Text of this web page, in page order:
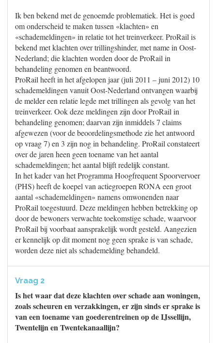
Ik ben bekend met de genoemde problematiek. Het is goed
om onderscheid te maken tussen «klachten» en
«schademeldingen» in relatie tot het treinverkeer. ProRail is
bekend met klachten over trillingshinder, met name in Oost-
Nederland; die klachten worden door de ProRail in
behandeling genomen en beantwoord.
ProRail heeft in het afgelopen jaar (juli 2011 – juni 2012) 10
schademeldingen vanuit Oost-Nederland ontvangen waarbij
de melder een relatie legde met trillingen als gevolg van het
treinverkeer. Ook deze meldingen zijn door ProRail in
behandeling genomen; daarvan zijn inmiddels 7 claims
afgewezen (voor de beoordelingsmethode zie het antwoord
op vraag 7) en 3 zijn nog in behandeling. ProRail constateert
over de jaren heen geen toename van het aantal
schademeldingen; het aantal blijft redelijk constant.
In het kader van het Programma Hoogfrequent Spoorvervoer
(PHS) heeft de koepel van actiegroepen RONA een groot
aantal «schademeldingen» namens omwonenden naar
ProRail toegestuurd. Deze meldingen hebben betrekking op
door de bewoners verwachte toekomstige schade, waarvoor
ProRail bij voorbaat aansprakelijk wordt gesteld. Aangezien
er kennelijk op dit moment nog geen sprake is van schade,
worden deze niet als schademelding behandeld.
Vraag 2
Is het waar dat deze klachten over schade aan woningen,
zoals scheuren en verzakkingen, er zijn sinds er sprake is
van een toename van goederentreinen op de IJssellijn,
Twentelijn en Twentekanaallijn?